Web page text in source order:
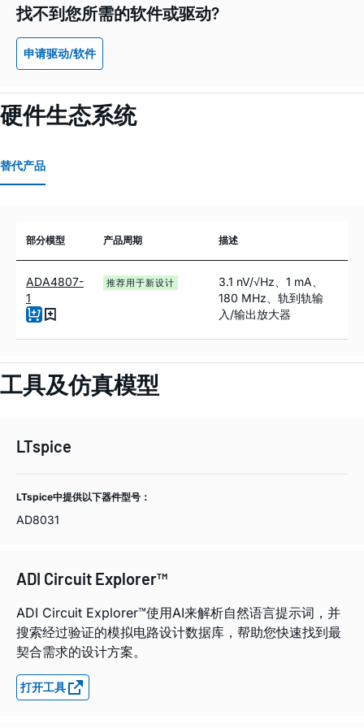
找不到您所需的软件或驱动?
申请驱动/软件
硬件生态系统
替代产品
部分模型 产品周期 描述
ADA4807-
1
推荐用于新设计
3.1 nV/√Hz、1 mA、
180 MHz、轨到轨输
入/输出放大器
工具及仿真模型
LTspice
LTspice中提供以下器件型号：
AD8031
ADI Circuit Explorer™
ADI Circuit Explorer™使用AI来解析自然语言提示词，并
搜索经过验证的模拟电路设计数据库，帮助您快速找到最
契合需求的设计方案。
打开工具